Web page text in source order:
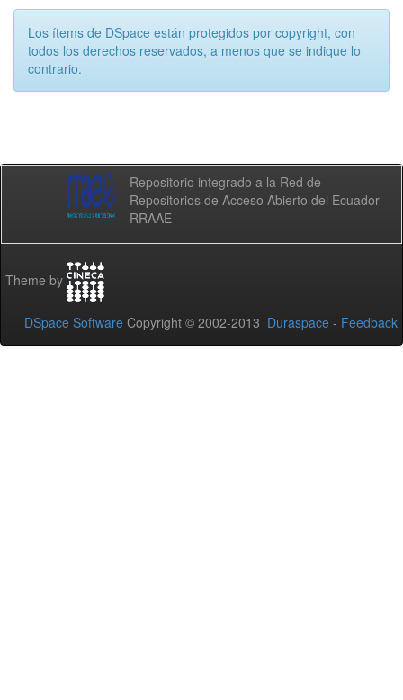
Los ítems de DSpace están protegidos por copyright, con
todos los derechos reservados, a menos que se indique lo
contrario.
Repositorio integrado a la Red de
Repositorios de Acceso Abierto del Ecuador -
RRAAE
Theme by
DSpace Software Copyright © 2002-2013 Duraspace - Feedback